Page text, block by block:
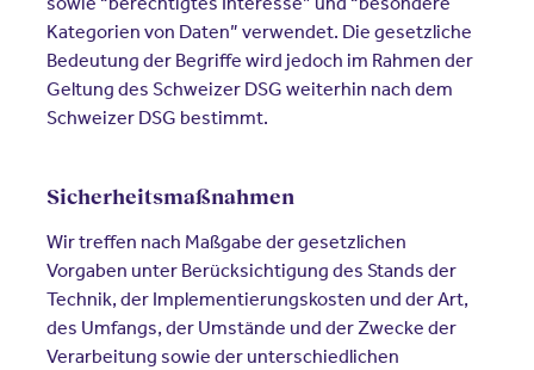
Kategorien von Daten” verwendet. Die gesetzliche
Bedeutung der Begriffe wird jedoch im Rahmen der
Geltung des Schweizer DSG weiterhin nach dem
Schweizer DSG bestimmt.
Sicherheitsmaßnahmen
Wir treffen nach Maßgabe der gesetzlichen
Vorgaben unter Berücksichtigung des Stands der
Technik, der Implementierungskosten und der Art,
des Umfangs, der Umstände und der Zwecke der
Verarbeitung sowie der unterschiedlichen